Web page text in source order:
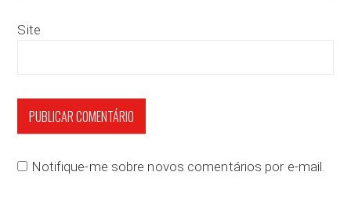
Site
Notifique-me sobre novos comentários por e-mail.